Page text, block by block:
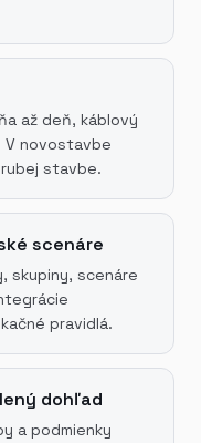
až deň, káblový
V novostavbe
stavbe.
scenáre
skupiny, scenáre
pravidlá.
dohľad
a podmienky